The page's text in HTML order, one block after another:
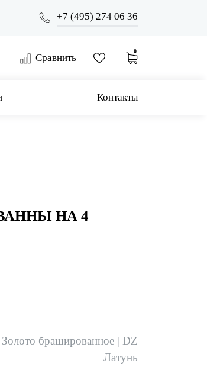
+7 (495) 274 06 36
Сравнить
0
Контакты
НА 4
Золото брашированное | DZ
Латунь